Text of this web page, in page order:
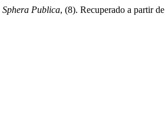
Sphera Publica, (8). Recuperado a partir de